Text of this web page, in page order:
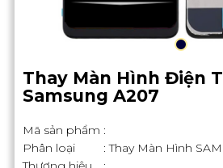
Thay Màn Hình Điện
Samsung A207
Mã sản phẩm :
Phân loại
: Thay Màn Hình